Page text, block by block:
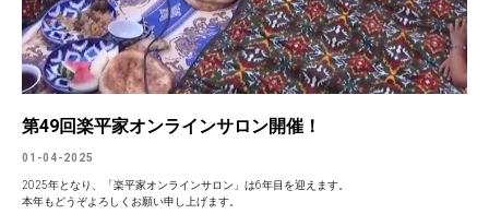
第49回楽平家オンラインサロン開催！
01-04-2025
2025年となり、「楽平家オンラインサロン」は6年目を迎えます。
本年もどうぞよろしくお願い申し上げます。